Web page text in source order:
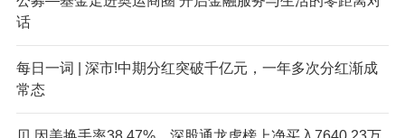
话
每日一词 | 深市!中期分红突破千亿元，一年多次分红渐成
常态